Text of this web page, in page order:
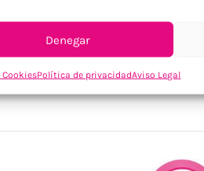
Denegar
Política de privacidadAviso Legal
AR1253-16
Oficina,Otros accesorios